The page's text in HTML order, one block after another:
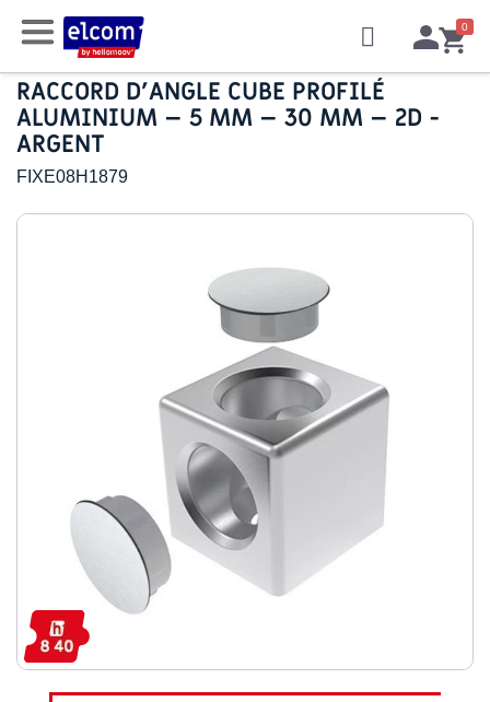
RACCORD D’ANGLE CUBE PROFILÉ
ALUMINIUM – 5 MM – 30 MM – 2D -
ARGENT
FIXE08H1879